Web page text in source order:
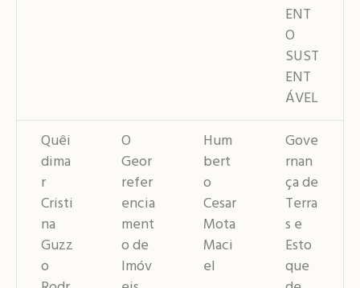
ENT
O
SUST
ENT
ÁVEL
Quêi
dima
r
Cristi
na
Guzz
o
O
Geor
refer
encia
ment
o de
Imóv
Hum
bert
o
Cesar
Mota
Maci
el
Gove
rnan
ça de
Terra
s e
Esto
que